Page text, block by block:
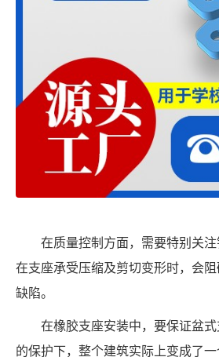
在质量控制方面，需要特别关
在支座承受压缩及剪切变形时，会
缺陷。
在橡胶支座安装中，要保证盆
的保护下，整个建筑实际上变成了